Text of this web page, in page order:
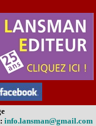
info.lansman@gmail.com